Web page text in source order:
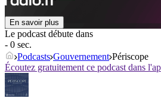
En savoir plus
Le podcast débute dans
- 0 sec.
Podcasts Gouvernement Périscope
Écoutez gratuitement ce podcast dans